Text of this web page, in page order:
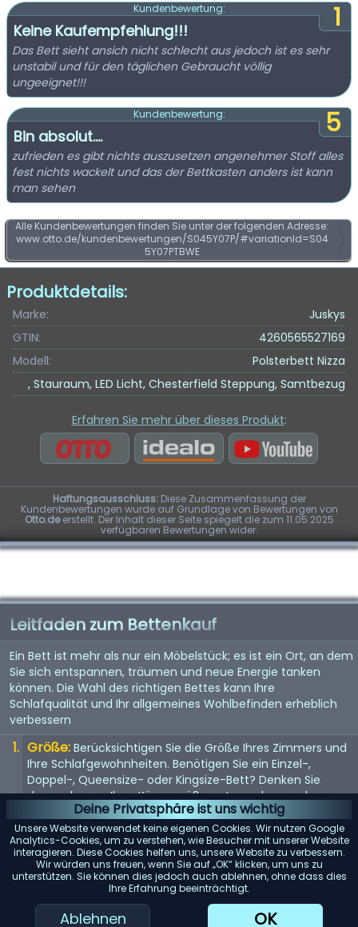
Deine Privatsphäre ist uns wichtig
Unsere Website verwendet keine eigenen Cookies. Wir nutzen Google
Analytics-Cookies, um zu verstehen, wie Besucher mit unserer Website
interagieren. Diese Cookies helfen uns, unsere Website zu verbessern.
Wir würden uns freuen, wenn Sie auf „OK“ klicken, um uns zu
unterstützen. Sie können dies jedoch auch ablehnen, ohne dass dies
Ihre Erfahrung beeinträchtigt.
Ablehnen OK
1
Kundenbewertung:
Keine Kaufempfehlung!!!
Das Bett sieht ansich nicht schlecht aus jedoch ist es sehr
unstabil und für den täglichen Gebraucht völlig
ungeeignet!!!
5
Kundenbewertung:
Bin absolut....
zufrieden es gibt nichts auszusetzen angenehmer Stoff alles
fest nichts wackelt und das der Bettkasten anders ist kann
man sehen
Alle Kundenbewertungen finden Sie unter der folgenden Adresse:
www.otto.de/kundenbewertungen/S045Y07P/#variationId=S04
5Y07PTBWE
Produktdetails:
Marke:
Juskys
GTIN:
4260565527169
Modell:
Polsterbett Nizza
, Stauraum, LED Licht, Chesterfield Steppung, Samtbezug
Erfahren Sie mehr über dieses Produkt:
Haftungsausschluss:Diese Zusammenfassung der
Kundenbewertungen wurde auf Grundlage von Bewertungen von
Otto.deerstellt. Der Inhalt dieser Seite spiegelt die zum 11.05.2025
verfügbaren Bewertungen wider.
Leitfaden zum Bettenkauf
Ein Bett ist mehr als nur ein Möbelstück; es ist ein Ort, an dem
Sie sich entspannen, träumen und neue Energie tanken
können. Die Wahl des richtigen Bettes kann Ihre
Schlafqualität und Ihr allgemeines Wohlbefinden erheblich
verbessern
Größe: Berücksichtigen Sie die Größe Ihres Zimmers und
Ihre Schlafgewohnheiten. Benötigen Sie ein Einzel-,
Doppel-, Queensize- oder Kingsize-Bett? Denken Sie
daran, dass es Ihrer Körpergröße entsprechen und
genügend Platz bieten sollte, wenn Sie es mit jemandem
teilen.
Matratze: Die Matratze ist entscheidend für einen guten
Schlaf. Suchen Sie nach einer Matratze, die Ihr
Körpergewicht gleichmäßig verteilt und Ihren
Komfortvorlieben entspricht, sei es weich, mittel oder